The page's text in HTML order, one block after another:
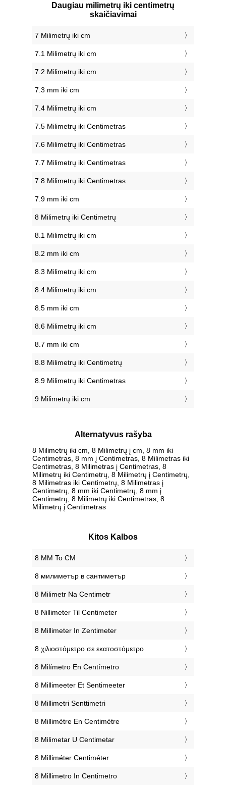
Daugiau milimetrų iki centimetrų
skaičiavimai
7 Milimetrų iki cm
7.1 Milimetrų iki cm
7.2 Milimetrų iki cm
7.3 mm iki cm
7.4 Milimetrų iki cm
7.5 Milimetrų iki Centimetras
7.6 Milimetrų iki Centimetras
7.7 Milimetrų iki Centimetras
7.8 Milimetrų iki Centimetras
7.9 mm iki cm
8 Milimetrų iki Centimetrų
8.1 Milimetrų iki cm
8.2 mm iki cm
8.3 Milimetrų iki cm
8.4 Milimetrų iki cm
8.5 mm iki cm
8.6 Milimetrų iki cm
8.7 mm iki cm
8.8 Milimetrų iki Centimetrų
8.9 Milimetrų iki Centimetras
9 Milimetrų iki cm
Alternatyvus rašyba
8 Milimetrų iki cm, 8 Milimetrų į cm, 8 mm iki
Centimetras, 8 mm į Centimetras, 8 Milimetras iki
Centimetras, 8 Milimetras į Centimetras, 8
Milimetrų iki Centimetrų, 8 Milimetrų į Centimetrų,
8 Milimetras iki Centimetrų, 8 Milimetras į
Centimetrų, 8 mm iki Centimetrų, 8 mm į
Centimetrų, 8 Milimetrų iki Centimetras, 8
Milimetrų į Centimetras
Kitos Kalbos
‎8 MM To CM
‎8 милиметър в сантиметър
‎8 Milimetr Na Centimetr
‎8 Nillimeter Til Centimeter
‎8 Millimeter In Zentimeter
‎8 χιλιοστόμετρο σε εκατοστόμετρο
‎8 Milímetro En Centímetro
‎8 Millimeeter Et Sentimeeter
‎8 Millimetri Senttimetri
‎8 Millimètre En Centimètre
‎8 Milimetar U Centimetar
‎8 Milliméter Centiméter
‎8 Millimetro In Centimetro